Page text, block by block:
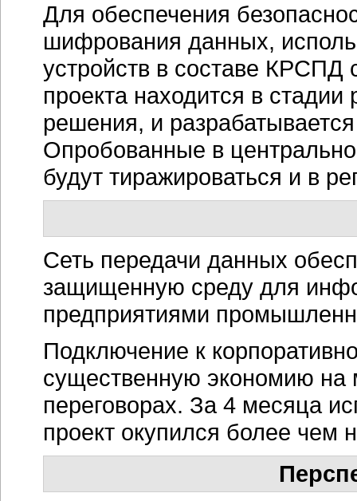
Для обеспечения
шифрования данных,
устройств в составе КРСПД
проекта находится в
решения, и
Опробованные в
будут тиражироваться и в
Сеть передачи данных
защищенную среду для
предприятиями
Подключение к
существенную экономию
переговорах. За 4 месяца
проект окупился более чем